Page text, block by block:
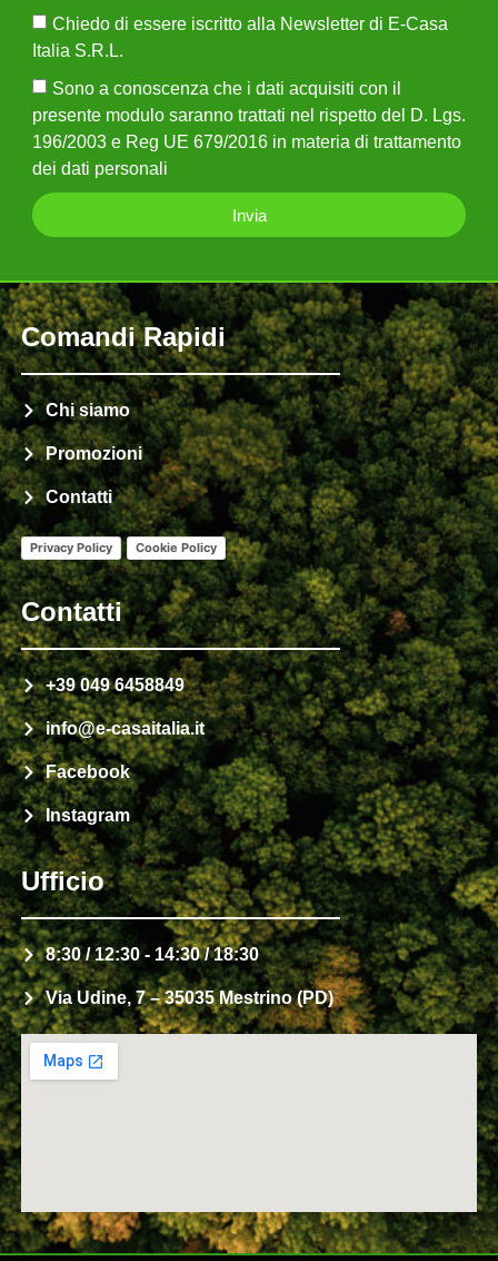
Chiedo di essere iscritto alla Newsletter di E-Casa
Italia S.R.L.
Sono a conoscenza che i dati acquisiti con il
presente modulo saranno trattati nel rispetto del D. Lgs.
196/2003 e Reg UE 679/2016 in materia di trattamento
dei dati personali
Invia
Chiedo di essere iscritto alla Newsletter di E-Casa
Italia S.R.L.
Sono a conoscenza che i dati acquisiti con il
presente modulo saranno trattati nel rispetto del D. Lgs.
196/2003 e Reg UE 679/2016 in materia di trattamento
Invia
Comandi Rapidi
Chi siamo
Promozioni
Contatti
Privacy Policy Cookie Policy
Contatti
+39 049 6458849
info@e-casaitalia.it
Facebook
Instagram
Ufficio
8:30 / 12:30 - 14:30 / 18:30
Via Udine, 7 – 35035 Mestrino (PD)